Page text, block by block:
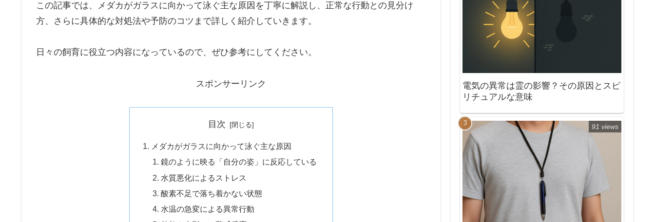
この記事では、メダカがガラスに向かって泳ぐ主な原因を丁寧に解説し、正常な行動との見分け
方、さらに具体的な対処法や予防のコツまで詳しく紹介していきます。
日々の飼育に役立つ内容になっているので、ぜひ参考にしてください。
スポンサーリンク
目次
メダカがガラスに向かって泳ぐ主な原因
鏡のように映る「自分の姿」に反応している
水質悪化によるストレス
酸素不足で落ち着かない状態
水温の急変による異常行動
電気の異常は霊の影響？その原因とスピ
リチュアルな意味
91 views